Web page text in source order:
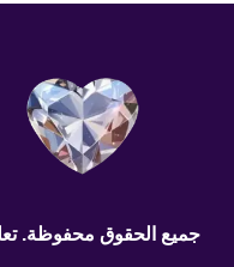
جميع الحقوق محفوظة.